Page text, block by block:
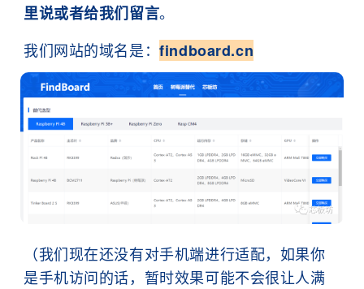
里说或者给我们留言。
我们网站的域名是：findboard.cn
（我们现在还没有对手机端进行适配，如果你
是手机访问的话，暂时效果可能不会很让人满